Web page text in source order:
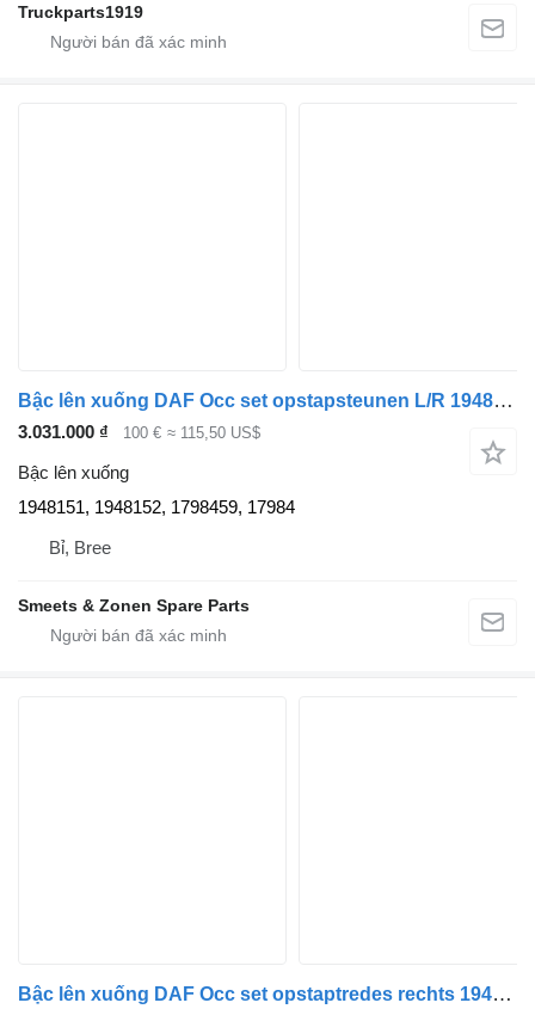
Truckparts1919
Bậc lên xuống DAF Occ set opstapsteunen L/R 1948151 dành cho xe tải
3.031.000 ₫ 100 € ≈ 115,50 US$
Bậc lên xuống
1948151, 1948152, 1798459, 17984
Bỉ, Bree
Smeets & Zonen Spare Parts
Bậc lên xuống DAF Occ set opstaptredes rechts 1945950, 1835081 dành cho xe tải